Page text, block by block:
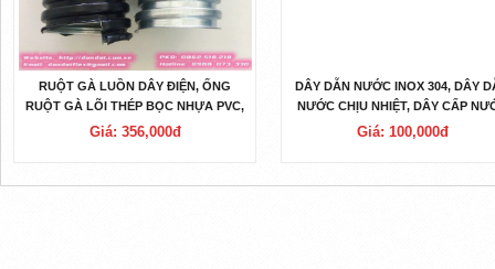
RUỘT GÀ LUỒN DÂY ĐIỆN, ỐNG
RUỘT GÀ LÕI THÉP BỌC NHỰA PVC,
ỐNG RUỘT GÀ LÕI THÉP BỌC INOX
Giá: 356,000đ
DÂY DẪN NƯỚC INOX 304, DÂY
NƯỚC CHỊU NHIỆT, DÂY CẤP
BÌNH NÓNG LẠNH, DÂY MỀM
Giá: 100,000đ